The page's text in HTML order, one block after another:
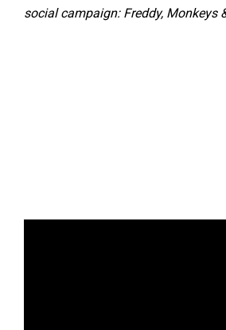
social campaign: Freddy, Monkeys